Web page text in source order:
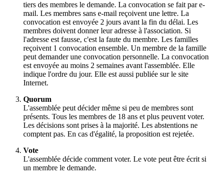
tiers des membres le demande. La convocation se fait par e-
mail. Les membres sans e-mail reçoivent une lettre. La
convocation est envoyée 2 jours avant la fin du délai. Les
membres doivent donner leur adresse à l'association. Si
l'adresse est fausse, c'est la faute du membre. Les familles
reçoivent 1 convocation ensemble. Un membre de la famille
peut demander une convocation personnelle. La convocation
est envoyée au moins 2 semaines avant l'assemblée. Elle
indique l'ordre du jour. Elle est aussi publiée sur le site
Internet.
Quorum
L'assemblée peut décider même si peu de membres sont
présents. Tous les membres de 18 ans et plus peuvent voter.
Les décisions sont prises à la majorité. Les abstentions ne
comptent pas. En cas d'égalité, la proposition est rejetée.
Vote
L'assemblée décide comment voter. Le vote peut être écrit si
un membre le demande.